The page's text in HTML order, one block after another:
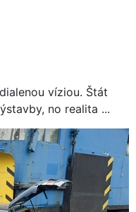
víziou. Štát
no realita ...